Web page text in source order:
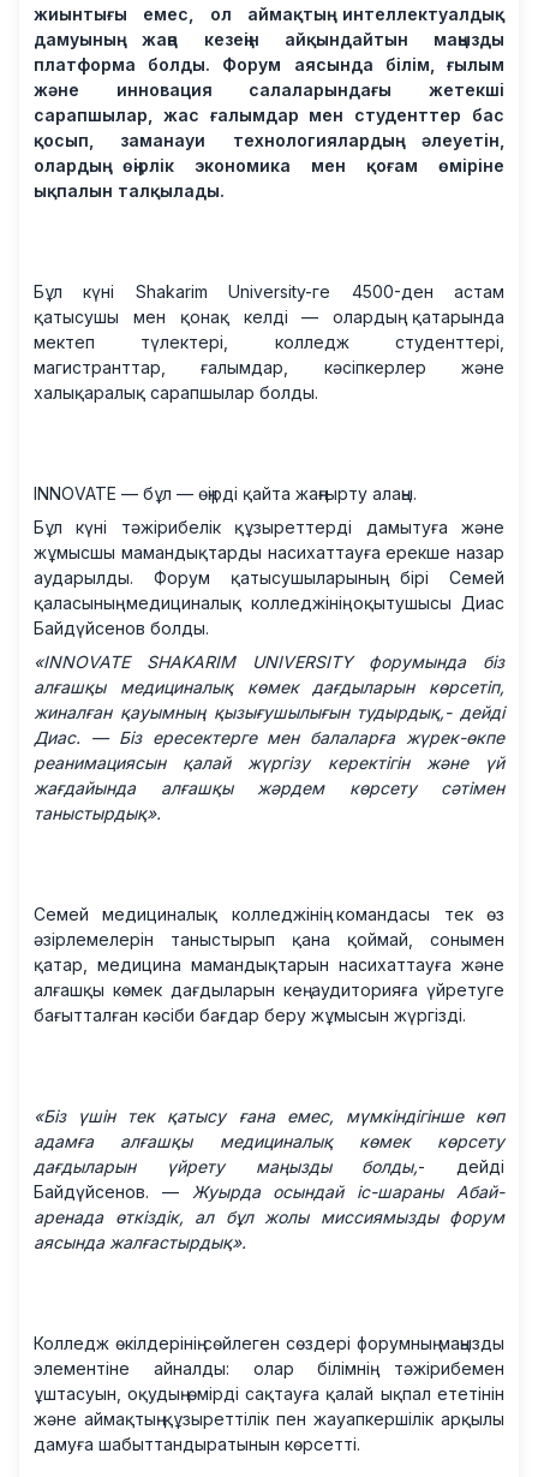
жиынтығы емес, ол аймақтың интеллектуалдық
дамуының жаңа кезеңін айқындайтын маңызды
платформа болды. Форум аясында білім, ғылым
және инновация салаларындағы жетекші
сарапшылар, жас ғалымдар мен студенттер бас
қосып, заманауи технологиялардың әлеуетін,
олардың өңірлік экономика мен қоғам өміріне
ықпалын талқылады.
Бұл күні Shakarim University-ге 4500-ден астам
қатысушы мен қонақ келді — олардың қатарында
мектеп түлектері, колледж студенттері,
магистранттар, ғалымдар, кәсіпкерлер және
халықаралық сарапшылар болды.
INNOVATE — бұл — өңірді қайта жаңғырту алаңы.
Бұл күні тәжірибелік құзыреттерді дамытуға және
жұмысшы мамандықтарды насихаттауға ерекше назар
аударылды. Форум қатысушыларының бірі Семей
қаласының медициналық колледжінің оқытушысы Диас
Байдүйсенов болды.
«INNOVATE SHAKARIM UNIVERSITY форумында біз
алғашқы медициналық көмек дағдыларын көрсетіп,
жиналған қауымның қызығушылығын тудырдық,- дейді
Диас. — Біз ересектерге мен балаларға жүрек-өкпе
реанимациясын қалай жүргізу керектігін және үй
жағдайында алғашқы жәрдем көрсету сәтімен
таныстырдық».
Семей медициналық колледжінің командасы тек өз
әзірлемелерін таныстырып қана қоймай, сонымен
қатар, медицина мамандықтарын насихаттауға және
алғашқы көмек дағдыларын кең аудиторияға үйретуге
бағытталған кәсіби бағдар беру жұмысын жүргізді.
«Біз үшін тек қатысу ғана емес, мүмкіндігінше көп
адамға алғашқы медициналық көмек көрсету
дағдыларын үйрету маңызды болды,- дейді
Байдүйсенов. — Жуырда осындай іс-шараны Абай-
аренада өткіздік, ал бұл жолы миссиямызды форум
аясында жалғастырдық».
Колледж өкілдерінің сөйлеген сөздері форумның маңызды
элементіне айналды: олар білімнің тәжірибемен
ұштасуын, оқудың өмірді сақтауға қалай ықпал ететінін
және аймақтың құзыреттілік пен жауапкершілік арқылы
дамуға шабыттандыратынын көрсетті.